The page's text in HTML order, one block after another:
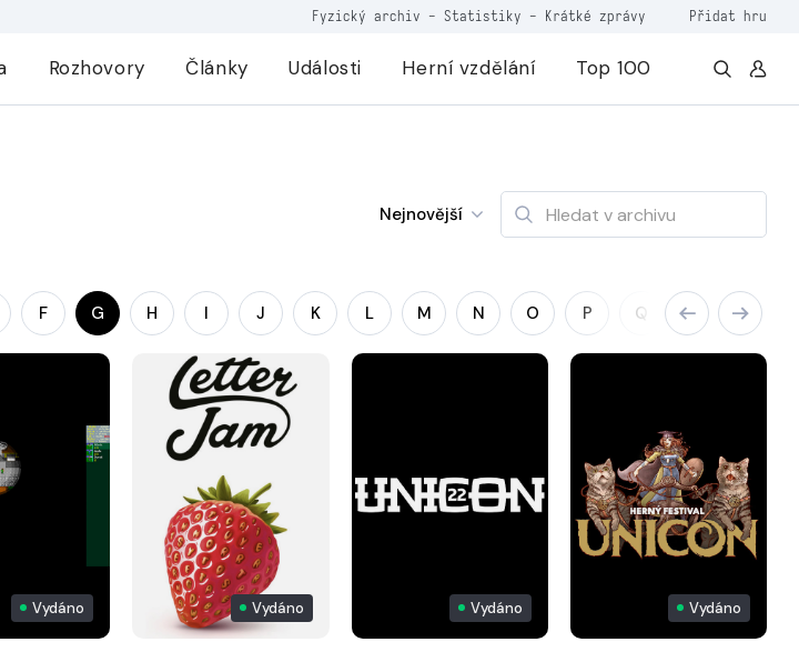
Fyzický archiv - Statistiky - Krátké zprávy Přidat hru
Rozhovory Články Události Herní vzdělání Top 100
Nejnovější
F G H I J K L M N O P Q R S
Vydáno Vydáno Vydáno Vydáno